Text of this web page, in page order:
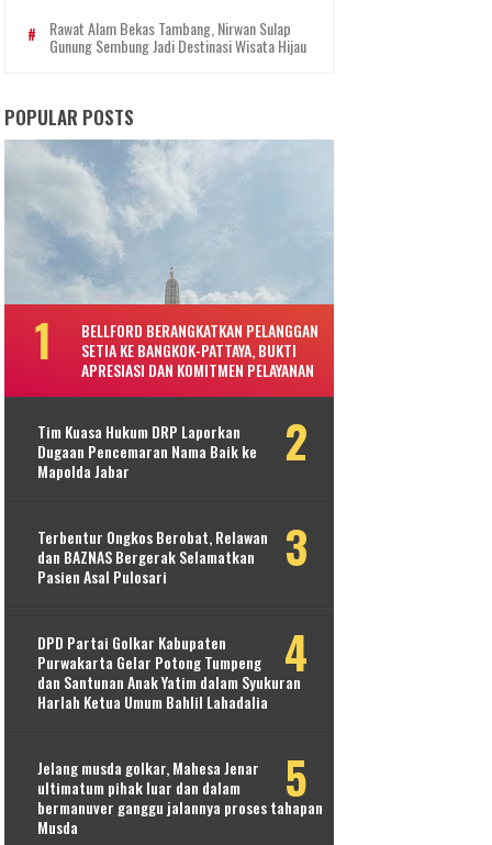
Rawat Alam Bekas Tambang, Nirwan Sulap
Gunung Sembung Jadi Destinasi Wisata Hijau
POPULAR POSTS
BELLFORD BERANGKATKAN PELANGGAN
SETIA KE BANGKOK-PATTAYA, BUKTI
APRESIASI DAN KOMITMEN PELAYANAN
Tim Kuasa Hukum DRP Laporkan
Dugaan Pencemaran Nama Baik ke
Mapolda Jabar
Terbentur Ongkos Berobat, Relawan
dan BAZNAS Bergerak Selamatkan
Pasien Asal Pulosari
DPD Partai Golkar Kabupaten
Purwakarta Gelar Potong Tumpeng
dan Santunan Anak Yatim dalam Syukuran
Harlah Ketua Umum Bahlil Lahadalia
Jelang musda golkar, Mahesa Jenar
ultimatum pihak luar dan dalam
bermanuver ganggu jalannya proses tahapan
Musda